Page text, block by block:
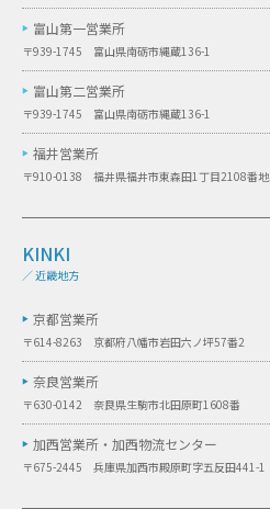
富山第一営業所
〒939-1745 富山県南砺市縄蔵136-1
富山第二営業所
〒939-1745 富山県南砺市縄蔵136-1
福井営業所
〒910-0138 福井県福井市東森田1丁目2108番地
KINKI
／ 近畿地方
京都営業所
〒614-8263 京都府八幡市岩田六ノ坪57番2
奈良営業所
〒630-0142 奈良県生駒市北田原町1608番
加西営業所・ 加西物流センター
〒675-2445 兵庫県加西市殿原町字五反田441-1